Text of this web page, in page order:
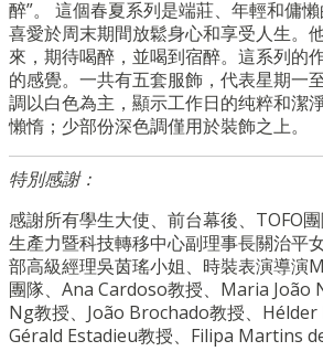
醉”。 這個春夏系列是端莊、年輕和傭
喜愛於周末期間放鬆身心和享受人生。
來，期待喝醉，並喝到宿醉。這系列的
的感覺。一共有五套服飾，代表星期一
調以白色為主，顯示工作日的纯粹和潔
懶惰；少部份深色調僅用於裝飾之上。
特別感謝：
感謝所有學生大使、前台幕後、TOFO
生產力暨科技轉移中心副理事長關治平
部高級經理吳茵瑤小姐、時裝表演導演
團隊、Ana Cardoso教授、Maria João
Ng教授、João Brochado教授、Hélder
Gérald Estadieu教授、Filipa Martins